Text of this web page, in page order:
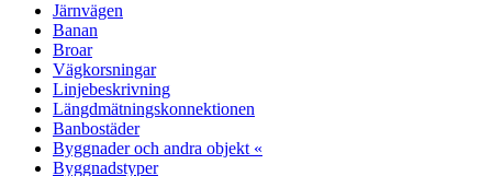
Järnvägen
Banan
Broar
Vägkorsningar
Linjebeskrivning
Längdmätningskonnektionen
Banbostäder
Byggnader och andra objekt «
Byggnadstyper